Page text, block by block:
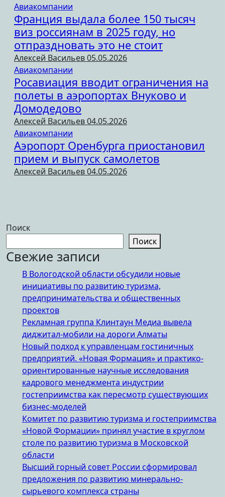
Авиакомпании
Франция выдала более 150 тысяч
виз россиянам в 2025 году, но
отпраздновать это не стоит
Алексей Васильев05.05.2026
Авиакомпании
Росавиация вводит ограничения на
полеты в аэропортах Внуково и
Домодедово
Алексей Васильев04.05.2026
Авиакомпании
Аэропорт Оренбурга приостановил
прием и выпуск самолетов
Алексей Васильев04.05.2026
Поиск
Поиск
Свежие записи
В Вологодской области обсудили новые
инициативы по развитию туризма,
предпринимательства и общественных
проектов
Рекламная группа Клинтаун Медиа вывела
диджитал-мобили на дороги Алматы
Новый подход к управленцам гостиничных
предприятий. «Новая Формация» и практико-
ориентированные научные исследования
кадрового менеджмента индустрии
гостеприимства как пересмотр существующих
бизнес-моделей
Комитет по развитию туризма и гостеприимства
«Новой Формации» принял участие в круглом
столе по развитию туризма в Московской
области
Высший горный совет России сформировал
предложения по развитию минерально-
сырьевого комплекса страны